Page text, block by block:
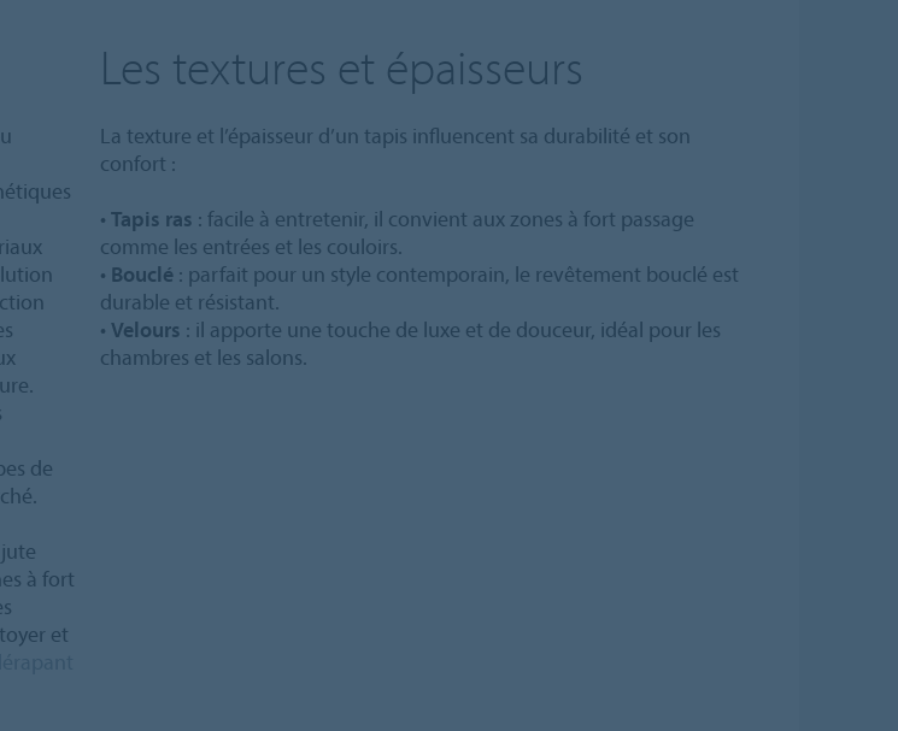
de
à fort
et
Les textures et épaisseurs
La texture et l’épaisseur d’un tapis influencent sa durabilité et son
confort :
• Tapis ras : facile à entretenir, il convient aux zones à fort passage
comme les entrées et les couloirs.
• Bouclé : parfait pour un style contemporain, le revêtement bouclé est
durable et résistant.
• Velours : il apporte une touche de luxe et de douceur, idéal pour les
chambres et les salons.